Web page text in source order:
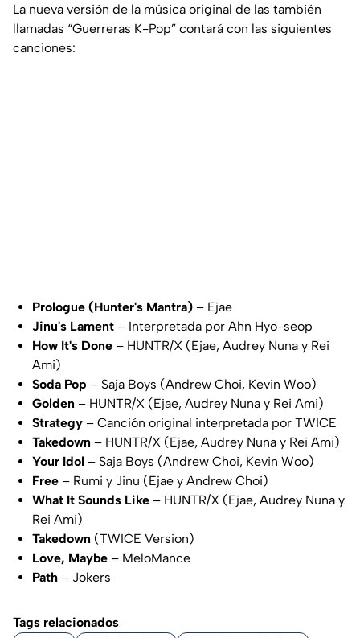
La nueva versión de la música original de las también
llamadas “Guerreras K-Pop” contará con las siguientes
canciones:
Prologue (Hunter's Mantra) – Ejae
Jinu's Lament – Interpretada por Ahn Hyo-seop
How It's Done – HUNTR/X (Ejae, Audrey Nuna y Rei
Ami)
Soda Pop – Saja Boys (Andrew Choi, Kevin Woo)
Golden – HUNTR/X (Ejae, Audrey Nuna y Rei Ami)
Strategy – Canción original interpretada por TWICE
Takedown – HUNTR/X (Ejae, Audrey Nuna y Rei Ami)
Your Idol – Saja Boys (Andrew Choi, Kevin Woo)
Free – Rumi y Jinu (Ejae y Andrew Choi)
What It Sounds Like – HUNTR/X (Ejae, Audrey Nuna y
Rei Ami)
Takedown (TWICE Version)
Love, Maybe – MeloMance
Path – Jokers
Tags relacionados